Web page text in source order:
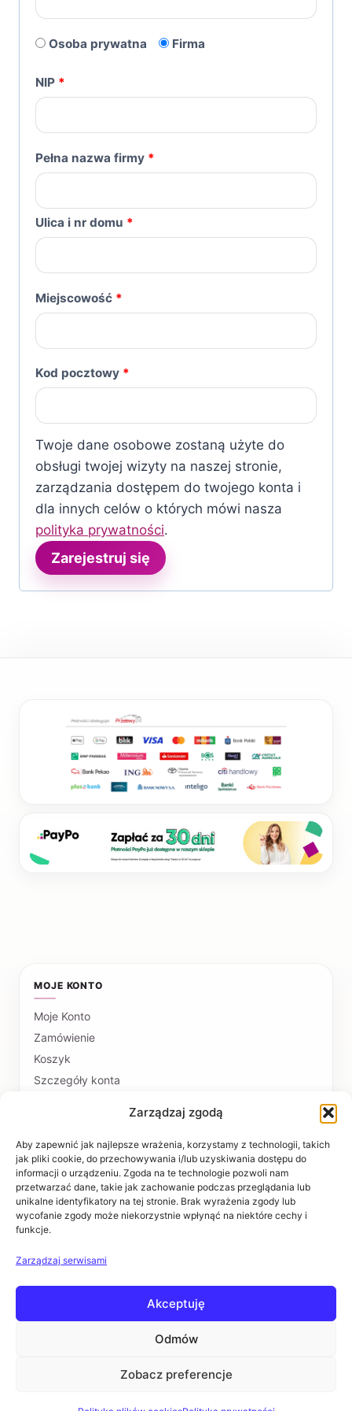
Zarządzaj zgodą
Aby zapewnić jak najlepsze wrażenia, korzystamy z technologii, takich
jak pliki cookie, do przechowywania i/lub uzyskiwania dostępu do
informacji o urządzeniu. Zgoda na te technologie pozwoli nam
przetwarzać dane, takie jak zachowanie podczas przeglądania lub
unikalne identyfikatory na tej stronie. Brak wyrażenia zgody lub
wycofanie zgody może niekorzystnie wpłynąć na niektóre cechy i
funkcje.
Zarządzaj serwisami
Akceptuję
Odmów
Zobacz preferencje
Osoba prywatna Firma
NIP *
Pełna nazwa firmy *
Ulica i nr domu *
Miejscowość *
Kod pocztowy *
Twoje dane osobowe zostaną użyte do
obsługi twojej wizyty na naszej stronie,
zarządzania dostępem do twojego konta i
dla innych celów o których mówi nasza
polityka prywatności.
Zarejestruj się
MOJE KONTO
Moje Konto
Zamówienie
Koszyk
Szczegóły konta
PŁATNOŚCI I DOSTAWA
Formy płatności
Czas realizacji i koszty dostawy
INFORMACJE
Regulaminy